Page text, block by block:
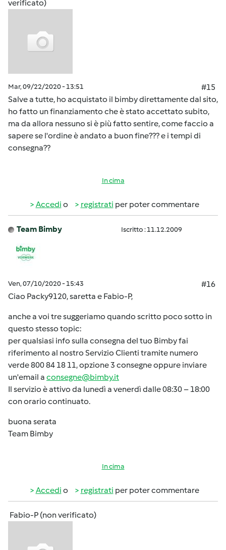
verificato)
Mar, 09/22/2020 - 13:51
#15
Salve a tutte, ho acquistato il bimby direttamente dal sito,
ho fatto un finanziamento che è stato accettato subito,
ma da allora nessuno si è più fatto sentire, come faccio a
sapere se l'ordine è andato a buon fine??? e i tempi di
consegna??
In cima
Accedi o registrati per poter commentare
Team Bimby Iscritto : 11.12.2009
Ven, 07/10/2020 - 15:43
#16
Ciao Packy9120, saretta e Fabio-P,
anche a voi tre suggeriamo quando scritto poco sotto in
questo stesso topic:
per qualsiasi info sulla consegna del tuo Bimby fai
riferimento al nostro Servizio Clienti tramite numero
verde 800 84 18 11, opzione 3 consegne oppure inviare
un'email a consegne@bimby.it
Il servizio è attivo da lunedì a venerdì dalle 08:30 – 18:00
con orario continuato.
buona serata
Team Bimby
In cima
Accedi o registrati per poter commentare
Fabio-P (non verificato)